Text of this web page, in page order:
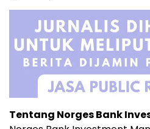
Tentang Norges Bank